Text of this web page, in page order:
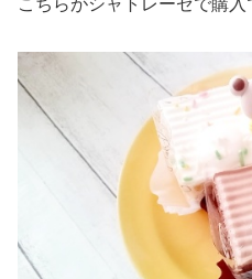
こちらがシャトレーゼで購入